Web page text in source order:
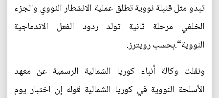
تبدو مثل قنبلة نووية تطلق عملية الانشطار النووي والجزء
الخلفي مرحلة ثانية تولد ردود الفعل الاندماجية
النووية“.بحسب رويترز.
ونقلت وكالة أنباء كوريا الشمالية الرسمية عن معهد
الأسلحة النووية في كوريا الشمالية قوله إن اختبار يوم